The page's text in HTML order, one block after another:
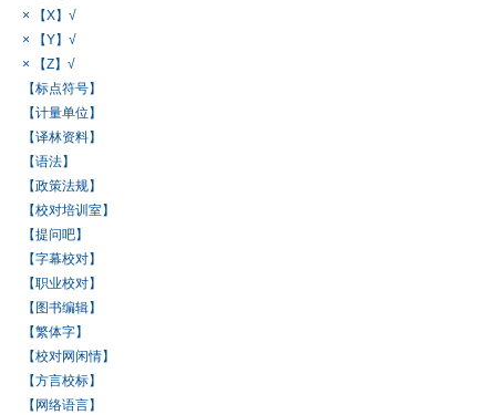
× 【X】√
× 【Y】√
× 【Z】√
【标点符号】
【计量单位】
【译林资料】
【语法】
【政策法规】
【校对培训室】
【提问吧】
【字幕校对】
【职业校对】
【图书编辑】
【繁体字】
【校对网闲情】
【方言校标】
【网络语言】